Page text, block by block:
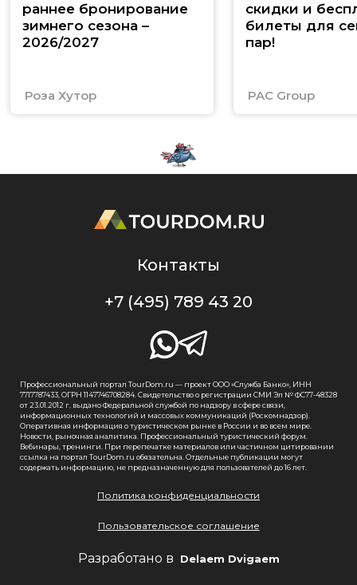
раннее бронирование
зимнего сезона –
2026/2027
Роза Хутор
скидки и
билеты для
пар!
PAC Group
Контакты
+7 (495) 789 43 20
Профессиональный портал TourDom.ru — проект ООО «Служба Банко», ИНН
7717787433, ОГРН 1147746708284. Свидетельство о регистрации СМИ Эл № ФС77-48328
от 23.01.2012 г. выдано Федеральной службой по надзору в сфере связи,
информационных технологий и массовых коммуникаций (Роскомнадзор).
Оперативная информация о туристическом рынке в России и во всем мире.
Новости, рыночная аналитика. Профессиональный туристический форум.
Вебинары, тренинги. При перепечатке материалов или частичном цитировании
ссылка на портал TourDom.ru обязательна. Отдельные публикации могут
содержать информацию, не предназначенную для пользователей до 16 лет.
Политика конфиденциальности
Пользовательское соглашение
Разработано в Delaem Dvigaem